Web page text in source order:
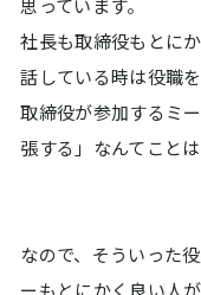
思っています。
社長も取締役もとに
話している時は役職
取締役が参加するミ
張する」なんてこと
なので、そういった
ーもとにかく良い人